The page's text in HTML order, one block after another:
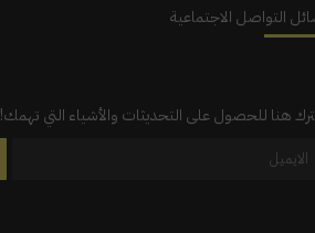
التواصل الاجتماعية
هنا للحصول على التحديثات والأشياء التي تهمك!